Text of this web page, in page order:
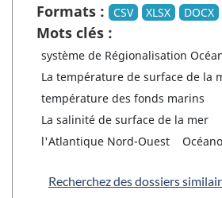
Formats :
CSV XLSX DOCX
Mots clés :
système de Régionalisation
La température de surface de la
température des fonds marins
La salinité de surface de la mer
l'Atlantique Nord-Ouest
Recherchez des dossiers